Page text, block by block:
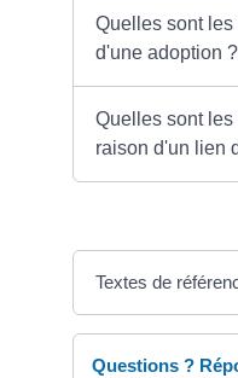
Quelles sont
d'une adoption ?
Quelles sont
raison d'un lien
Textes de
Questions ?